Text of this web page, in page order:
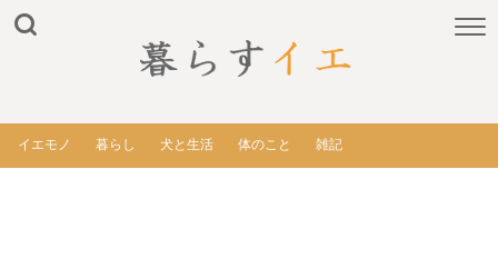
イエモノ 暮らし 犬と生活 体のこと 雑記